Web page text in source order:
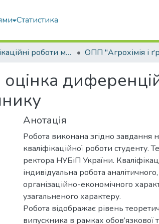
Статистика
Кваліфікаційні роботи магістрів
Анотація
Робота виконана згідно завдання
кваліфікаційної роботи
ректора НУБіП України.
індивідуальна робота
організаційно-економічного
узагальненого характеру.
Робота відображає рівень
випускника в рамках обов’язкової